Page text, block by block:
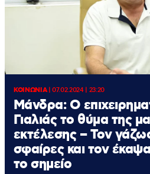
ΚΟΙΝΩΝΙΑ|07.02.2024 | 23:20
Μάνδρα: O
Γιαλιάς το θύμα της
εκτέλεσης – Τον
σφαίρες και τον
το σημείο